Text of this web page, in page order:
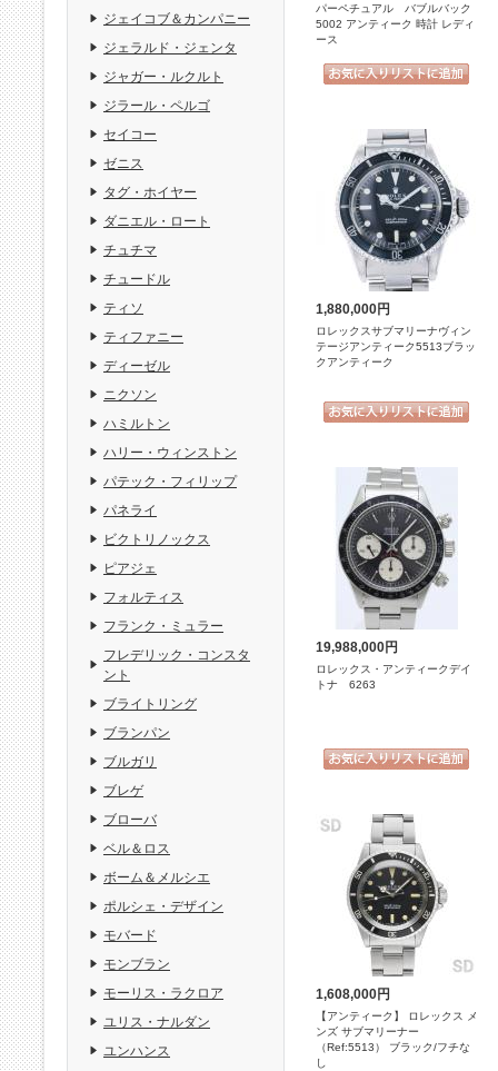
パーペチュアル バブルバック
5002 アンティーク 時計 レディ
ース
1,880,000円
ロレックスサブマリーナヴィン
テージアンティーク5513ブラッ
クアンティーク
19,988,000円
ロレックス・アンティークデイ
トナ 6263
1,608,000円
【アンティーク】 ロレックス メ
ンズ サブマリーナー
（Ref:5513） ブラック/フチな
し
ジェイコブ＆カンパニー
ジェラルド・ジェンタ
ジャガー・ルクルト
ジラール・ペルゴ
セイコー
ゼニス
タグ・ホイヤー
ダニエル・ロート
チュチマ
チュードル
ティソ
ティファニー
ディーゼル
ニクソン
ハミルトン
ハリー・ウィンストン
パテック・フィリップ
パネライ
ビクトリノックス
ピアジェ
フォルティス
フランク・ミュラー
フレデリック・コンスタ
ント
ブライトリング
ブランパン
ブルガリ
ブレゲ
ブローバ
ベル＆ロス
ボーム＆メルシエ
ポルシェ・デザイン
モバード
モンブラン
モーリス・ラクロア
ユリス・ナルダン
ユンハンス